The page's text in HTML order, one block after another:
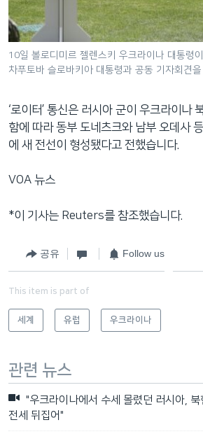
10일 볼로디미르 젤렌스키 우크라이나 대통령
차푸토바 슬로바키아 대통령과 공동 기자회견을
‘로이터’ 통신은 러시아 군이 우크라이나
함에 따라 동부 도네츠크와 남부 오데사
에 새 전선이 형성됐다고 전했습니다.
VOA 뉴스
*이 기사는 Reuters를 참조했습니다.
공유 Follow us
This item is part of
세계 유럽 우크라이나
관련 뉴스
"우크라이나에서 수세 몰렸던 러시아, 북
전세 뒤집어"